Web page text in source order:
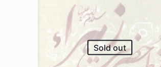
Sold out